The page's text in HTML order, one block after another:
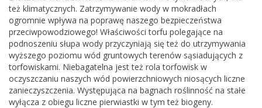
też klimatycznych. Zatrzymywanie wody w mokradłach
ogromnie wpływa na poprawę naszego bezpieczeństwa
przeciwpowodziowego! Właściwości torfu polegające na
podnoszeniu słupa wody przyczyniają się też do utrzymywania
wyższego poziomu wód gruntowych terenów sąsiadujących z
torfowiskami. Niebagatelna jest też rola torfowisk w
oczyszczaniu naszych wód powierzchniowych niosących liczne
zanieczyszczenia. Występująca na bagnach roślinność na stałe
wyłącza z obiegu liczne pierwiastki w tym też biogeny.